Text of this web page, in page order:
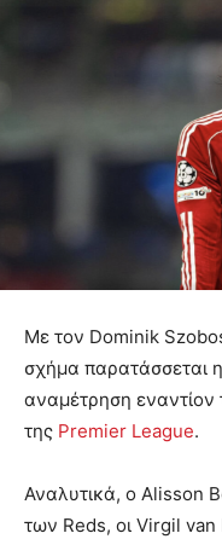
Με τον Dominik
σχήμα παρατάσσεται
αναμέτρηση εναντίον
της Premier League.
Αναλυτικά, ο Alisson
των Reds, οι Virgil van